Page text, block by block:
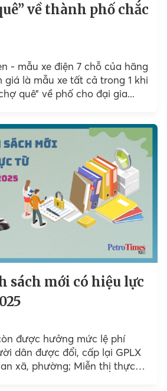
về thành phố chắc
- mẫu xe điện 7 chỗ của hãng
giá là mẫu xe tất cả trong 1 khi
quê” về phố cho đại gia...
sách mới có hiệu lực
được hưởng mức lệ phí
dân được đổi, cấp lại GPLX
xã, phường; Miễn thị thực